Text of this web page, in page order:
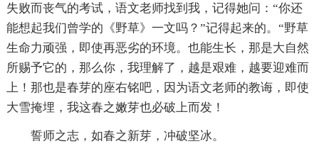
失败而丧气的考试，语文老师找到我，记得她问：“你还
能想起我们曾学的《野草》一文吗？”记得起来的。“野草
生命力顽强，即使再恶劣的环境。也能生长，那是大自然
所赐予它的，那么你，我理解了，越是艰难，越要迎难而
上！那也是春芽的座右铭吧，因为语文老师的教诲，即使
大雪掩埋，我这春之嫩芽也必破上而发！
誓师之志，如春之新芽，冲破坚冰。